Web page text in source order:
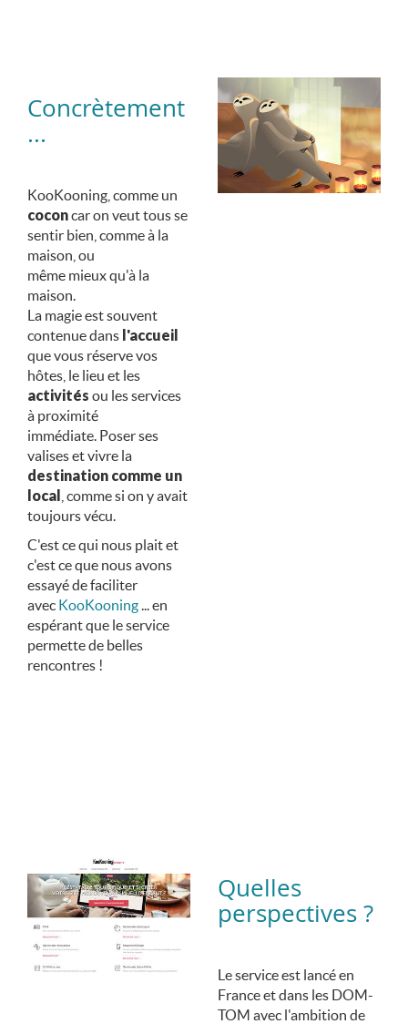
Concrètement
...
KooKooning, comme un
coconcar on veut tous se
sentir bien, comme à la
maison, ou
même mieux qu'à la
maison.
La magie est souvent
contenue dans l'accueil
que vous réserve vos
hôtes, le lieu et les
activités ou les services
à proximité
immédiate. Poser ses
valises et vivre la
destination comme un
local , comme si on y avait
toujours vécu.
C'est ce qui nous plait et
c'est ce que nous avons
essayé de faciliter
avec KooKooning​ ... en
espérant que le service
permette de belles
rencontres !
Quelles
perspectives ?
Le service est lancé en
France et dans les DOM-
TOM avec l'ambition de